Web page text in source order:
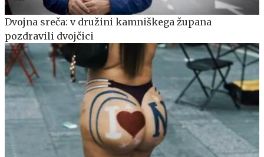
Dvojna sreča: v družini kamniškega župana
pozdravili dvojčici